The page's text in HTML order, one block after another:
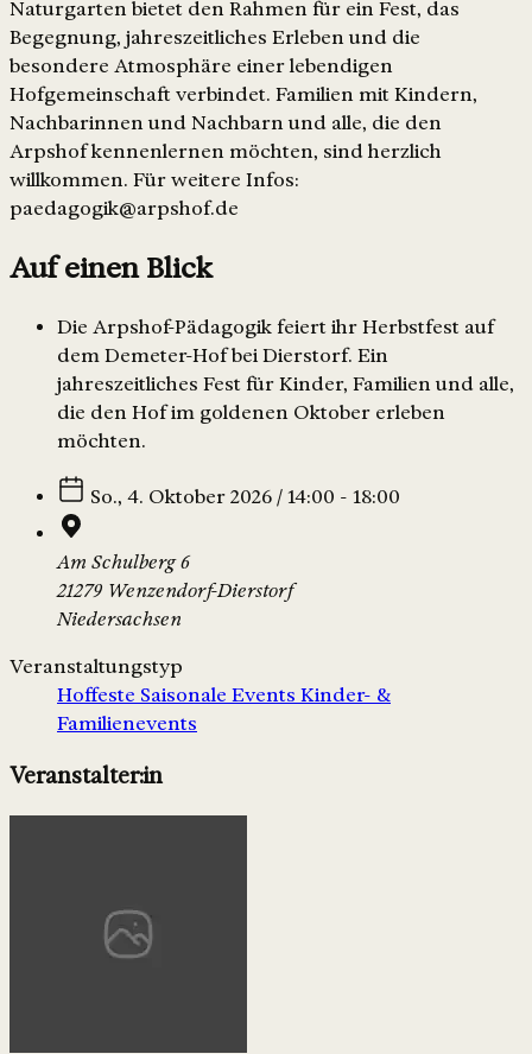
Naturgarten bietet den Rahmen für ein Fest, das
Begegnung, jahreszeitliches Erleben und die
besondere Atmosphäre einer lebendigen
Hofgemeinschaft verbindet. Familien mit Kindern,
Nachbarinnen und Nachbarn und alle, die den
Arpshof kennenlernen möchten, sind herzlich
willkommen. Für weitere Infos:
paedagogik@arpshof.de
Auf einen Blick
Die Arpshof-Pädagogik feiert ihr Herbstfest auf
dem Demeter-Hof bei Dierstorf. Ein
jahreszeitliches Fest für Kinder, Familien und alle,
die den Hof im goldenen Oktober erleben
möchten.
So., 4. Oktober 2026 / 14:00 - 18:00
Am Schulberg 6
21279 Wenzendorf-Dierstorf
Niedersachsen
Veranstaltungstyp
Hoffeste Saisonale Events Kinder- &
Familienevents
Veranstalter:in